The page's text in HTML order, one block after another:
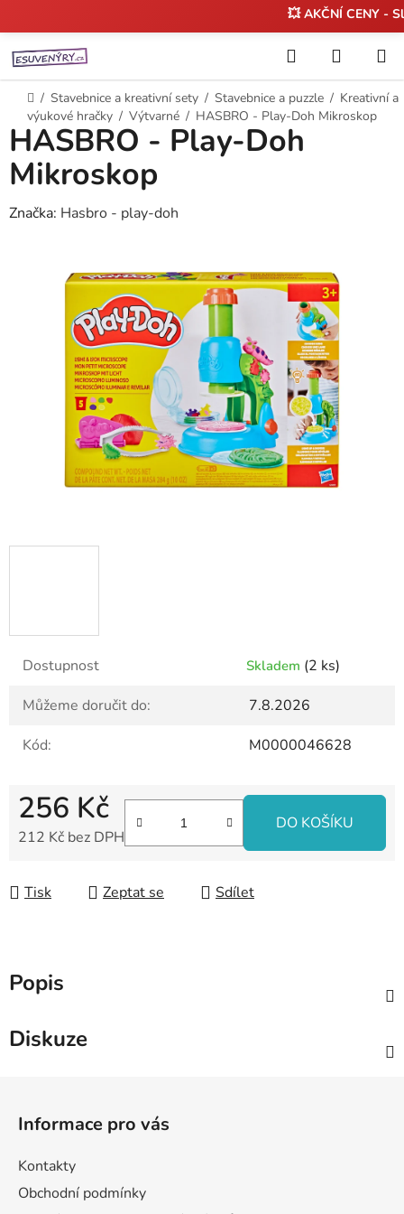
na
obsah
💥 AKČNÍ CENY -
Hledat
KOŠÍK
Domů
/ Stavebnice a kreativní sety / Stavebnice a puzzle / Kreativní a
výukové hračky / Výtvarné / HASBRO - Play-Doh Mikroskop
Dostupnost Skladem (2 ks)
Můžeme doručit do:
7.8.2026
Kód:
M0000046628
256 Kč
212 Kč bez DPH
DO KOŠÍKU
Tisk Zeptat se Sdílet
HASBRO - Play-Doh
Mikroskop
Značka: Hasbro - play-doh
Popis
Diskuze
Informace pro vás
Kontakty
Obchodní podmínky